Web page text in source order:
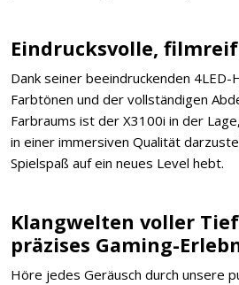
Eindrucksvolle,
Dank seiner beeindruckenden
Farbtönen und der vollständigen
Farbraums ist der X3100i in der
in einer immersiven Qualität
Spielspaß auf ein neues Level hebt.
Klangwelten voller
präzises Gaming-
Höre jedes Geräusch durch unsere